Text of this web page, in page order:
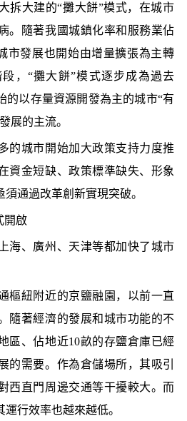
大建的“攤大餅”模式，在城市
。隨著我國城鎮化率和服務業佔
市發展也開始由增量擴張為主轉
，“攤大餅”模式逐步成為過去
的以存量資源開發為主的城市“有
展的主流。
城市開始加大政策支持力度推
資金短缺、政策標準缺失、形象
通過改革創新實現突破。
啟
、廣州、天津等都加快了城市
紐附近的京鹽融園，以前一直
隨著經濟的發展和城市功能的不
區、佔地近10畝的存鹽倉庫已經
的需要。作為倉儲場所，其吸引
西直門周邊交通等干擾較大。而
行效率也越來越低。